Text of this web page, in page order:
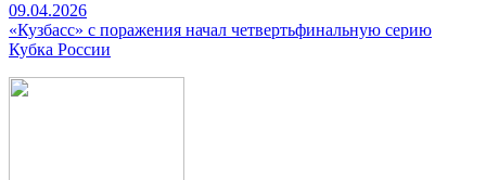
09.04.2026
«Кузбасс» с поражения начал четвертьфинальную серию
Кубка России